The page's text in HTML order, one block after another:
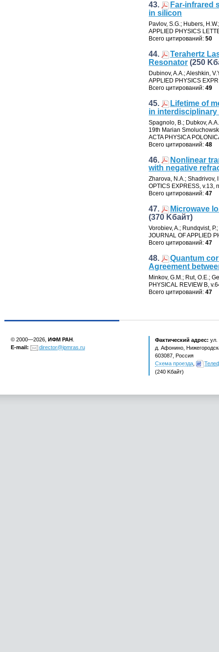
43.
Far-infrared
in silicon
Pavlov, S.G.; Hubers,
APPLIED PHYSICS
Всего цитирований:50
44.
Terahertz
Resonator (250
Dubinov,A.A.; Aleshkin,
APPLIED PHYSICS
Всего цитирований:49
45.
Lifetime of
in
Spagnolo B.; Dubkov,
19th Marian
ACTA PHYSICA
Всего цитирований:48
46.
Nonlinear
with negative
Zharova, N.A.; Shadrivov,
OPTICS EXPRESS, v.13,
Всего цитирований:47
47.
Microwave
(370 Kбайт)
Vorobiev,A.; Rundqvist,
JOURNAL OF APPLIED
Всего цитирований:47
48.
Quantum
Agreement
Minkov, G.M.; Rut, O.E.;
PHYSICAL REVIEW B,
Всего цитирований:47
© 2000—2026, ИФМ РАН
E-mail:
director@ipmras.ru
Фактический адрес: ул.
д. Афонино,
603087, Россия
Схема проезда
(240 Kбайт)